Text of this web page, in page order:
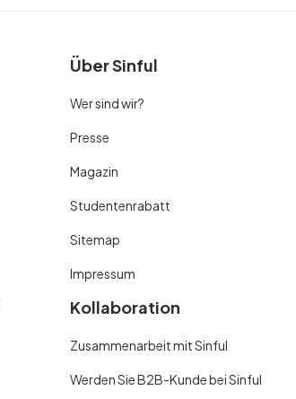
Über Sinful
Wer sind wir?
Presse
Magazin
Studentenrabatt
Sitemap
Impressum
Kollaboration
Zusammenarbeit mit Sinful
Werden Sie B2B-Kunde bei Sinful